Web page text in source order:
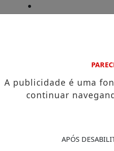
Início/
Contato/
funções e salários que
sobre sua viagem ao
feira (21)
“Acabou
A publicidade é uma
continuar
APÓS